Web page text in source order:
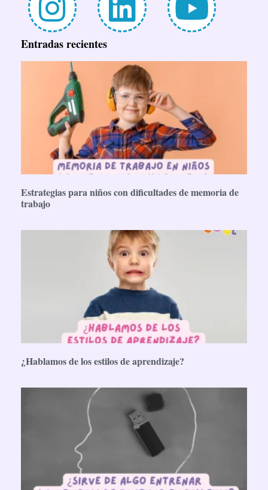
Entradas recientes
Estrategias para niños con dificultades de memoria de
trabajo
¿Hablamos de los estilos de aprendizaje?